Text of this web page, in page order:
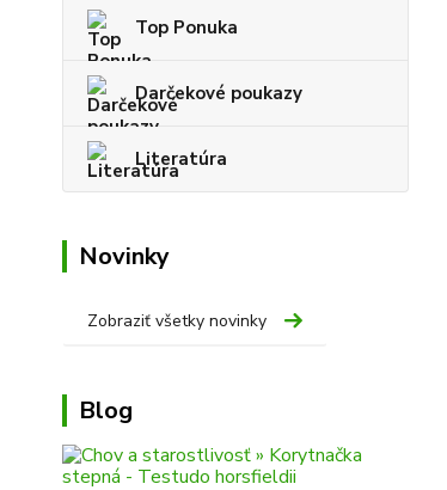
Top Ponuka
Darčekové poukazy
Literatúra
Novinky
Zobraziť všetky novinky
Blog